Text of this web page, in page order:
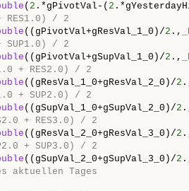
( 2 .*gPivotVal-( 2
RES1.0) / 2
((gPivotVal+gResVal_1_0)/2 .,
SUP1.0) / 2
((gPivotVal+gSupVal_1_0)/2 .,
+ RES2.0) / 2
((gResVal_1_0+gResVal_2_0)/2
+ SUP2.0) / 2
((gSupVal_1_0+gSupVal_2_0)/2
+ RES3.0) / 2
((gResVal_2_0+gResVal_3_0)/2
+ SUP3.0) / 2
((gSupVal_2_0+gSupVal_3_0)/2
aktuellen Tages